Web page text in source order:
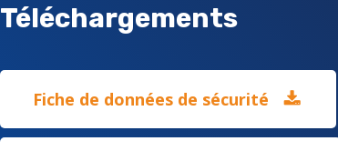
Téléchargements
Fiche de données de sécurité